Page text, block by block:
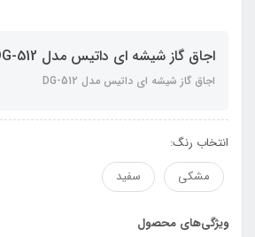
اجاق گاز شیشه ای داتیس مدل DG-512
اجاق گاز شیشه ای داتیس مدل DG-512
انتخاب رنگ:
مشکی
سفید
ویژگی‌های محصول